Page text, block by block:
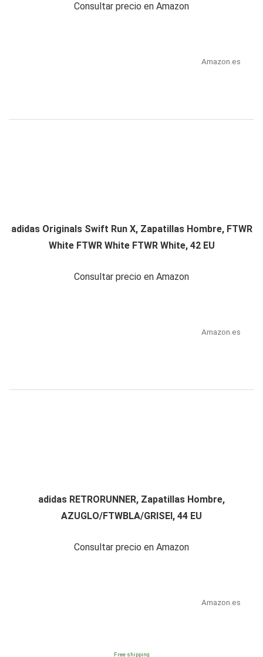
Consultar precio en Amazon
Amazon.es
adidas Originals Swift Run X, Zapatillas Hombre, FTWR
White FTWR White FTWR White, 42 EU
Consultar precio en Amazon
Amazon.es
adidas RETRORUNNER, Zapatillas Hombre,
AZUGLO/FTWBLA/GRISEI, 44 EU
Consultar precio en Amazon
Amazon.es
Free shipping